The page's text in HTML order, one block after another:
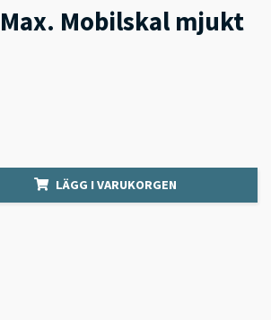
Mobilskal mjukt
LÄGG I VARUKORGEN